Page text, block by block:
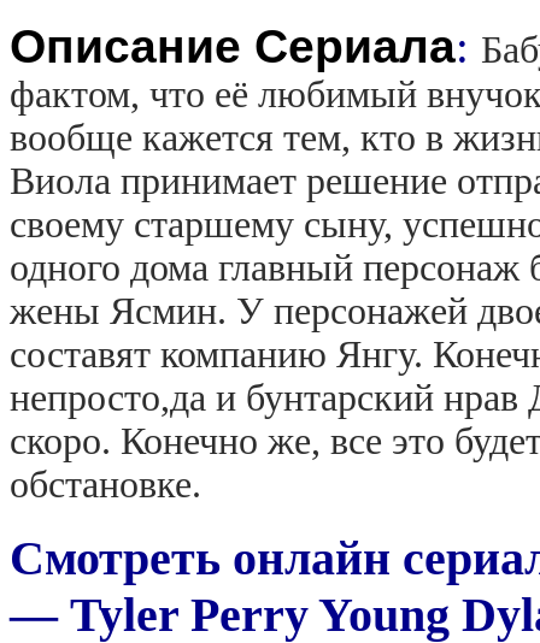
Описание Сериала:
фактом, что её любимый
вообще кажется тем, кто в
Виола принимает решение
своему старшему сыну,
одного дома главный персонаж
жены Ясмин. У персонажей
составят компанию Янгу.
непросто,да и бунтарский нрав
скоро. Конечно же, все это
обстановке.
Смотреть онлайн
— Tyler Perry Young